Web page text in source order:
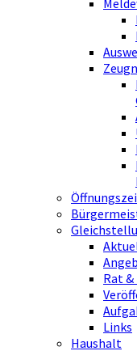
Rat
Links
Haushalt